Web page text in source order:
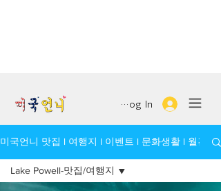
Log In
미국언니 맛집 l 여행지 l 이벤트 l 문화생활 l 월간 모
Lake Powell-맛집/여행지